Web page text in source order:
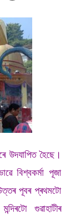
উদযাপিত হৈছে।
বিশ্বকৰ্মা পূজা
পূবৰ প্ৰথমটো
গুৱাহাটীৰ